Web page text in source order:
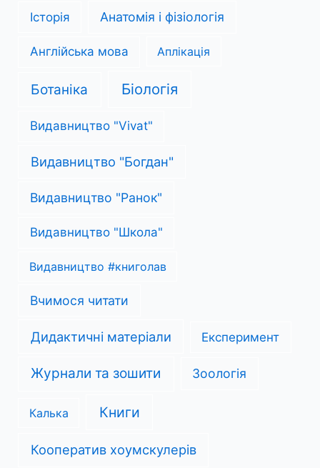
Історія Анатомія і фізіологія
Англійська мова Аплікація
Ботаніка Біологія
Видавництво "Vivat"
Видавництво "Богдан"
Видавництво "Ранок"
Видавництво "Школа"
Видавництво #книголав
Вчимося читати
Дидактичні матеріали Експеримент
Журнали та зошити Зоологія
Калька Книги
Кооператив хоумскулерів